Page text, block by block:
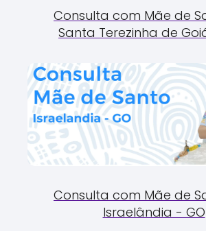
Consulta com Mãe de
Santa Terezinha de
Consulta com Mãe de
Israelândia - GO